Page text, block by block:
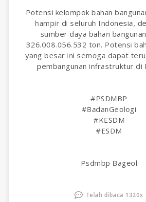
Potensi kelompok bahan
hampir di seluruh Indonesia,
sumber daya bahan
326.008.056.532 ton. Potensi
yang besar ini semoga dapat
pembangunan infrastruktur di
#PSDMBP
#BadanGeologi
#KESDM
#ESDM
Psdmbp Bageol
Telah dibaca 1320x